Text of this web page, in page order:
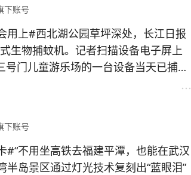
@湖北商贸学院
下账号
用上#西北湖公园草坪深处，长江日报
生物捕蚊机。记者扫描设备电子屏上
门儿童游乐场的一台设备当天已捕获
品，未来可供家庭使用。（长江日
下账号
#“不用坐高铁去福建平潭，也能在武汉
岛景区通过灯光技术复刻出“蓝眼泪”